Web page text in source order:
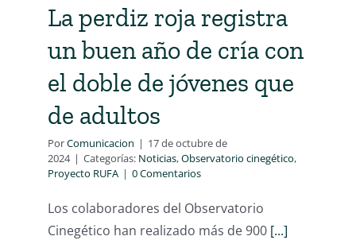
La perdiz roja registra
un buen año de cría con
el doble de jóvenes que
de adultos
PorComunicacion | 17 de octubre de
2024 | Categorías: Noticias,Observatorio cinegético,
Proyecto RUFA | 0 Comentarios
Los colaboradores del Observatorio
Cinegético han realizado más de 900[...]